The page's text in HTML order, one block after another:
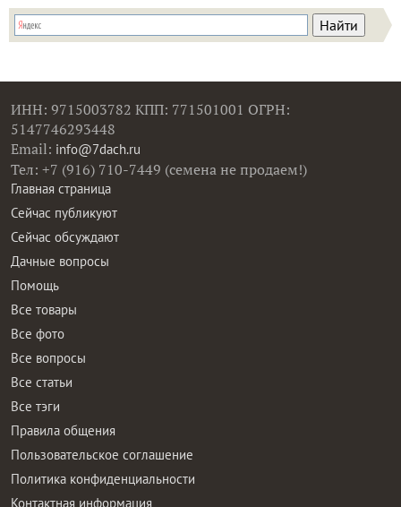
ИНН: 9715003782 КПП: 771501001 ОГРН:
5147746293448
Email: info@7dach.ru
Тел: +7 (916) 710-7449 (семена не продаем!)
Главная страница
Сейчас публикуют
Сейчас обсуждают
Дачные вопросы
Помощь
Все товары
Все фото
Все вопросы
Все статьи
Все тэги
Правила общения
Пользовательское соглашение
Политика конфиденциальности
Контактная информация